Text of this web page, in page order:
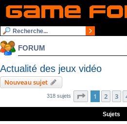
FORUM
Actualité des jeux vidéo
Nouveau sujet
318 sujets Page 1sur7
1 2 3
Sujets